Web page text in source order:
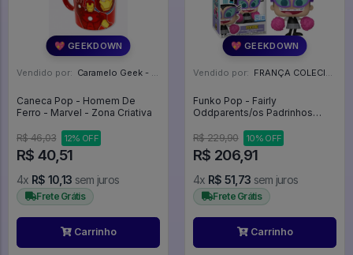
💖 GEEKDOWN
Vendido por: Caramelo Geek - DF
Caneca Pop - Homem De
Ferro - Marvel - Zona Criativa
R$ 46,03 12% OFF
R$ 40,51
4x R$ 10,13 sem juros
Frete Grátis
Carrinho
💖 GEEKDOWN
Vendido por: FRANÇA COLECIONAVEIS - MG
Funko Pop - Fairly
Oddparents/os Padrinhos
Padrinhos Mágicos - The
Fairly Odd Parents - #1694 -
FUNKO POP #1694
R$ 229,90 10% OFF
R$ 206,91
4x R$ 51,73 sem juros
Frete Grátis
Carrinho